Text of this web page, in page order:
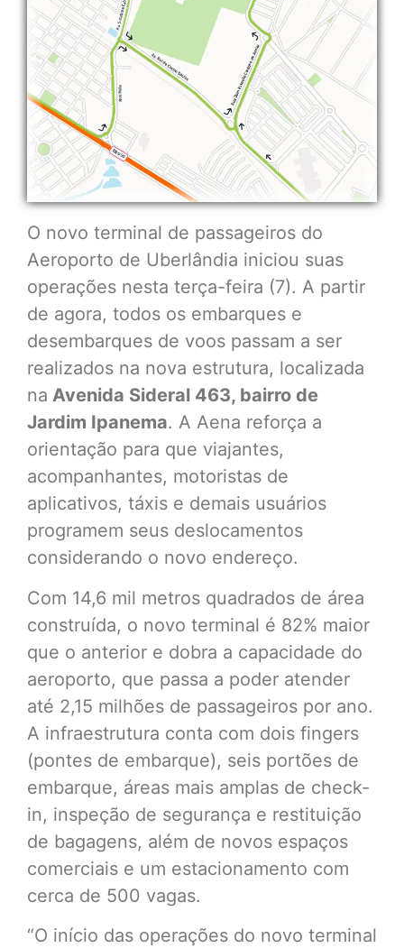
O novo terminal de passageiros do
Aeroporto de Uberlândia iniciou suas
operações nesta terça-feira (7). A partir
de agora, todos os embarques e
desembarques de voos passam a ser
realizados na nova estrutura, localizada
na Avenida Sideral 463, bairro de
Jardim Ipanema. A Aena reforça a
orientação para que viajantes,
acompanhantes, motoristas de
aplicativos, táxis e demais usuários
programem seus deslocamentos
considerando o novo endereço.
Com 14,6 mil metros quadrados de área
construída, o novo terminal é 82% maior
que o anterior e dobra a capacidade do
aeroporto, que passa a poder atender
até 2,15 milhões de passageiros por ano.
A infraestrutura conta com dois fingers
(pontes de embarque), seis portões de
embarque, áreas mais amplas de check-
in, inspeção de segurança e restituição
de bagagens, além de novos espaços
comerciais e um estacionamento com
cerca de 500 vagas.
“O início das operações do novo terminal